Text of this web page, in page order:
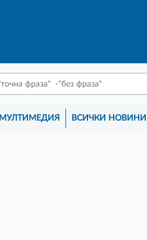
МУЛТИМЕДИЯ ВСИЧКИ НОВИНИ